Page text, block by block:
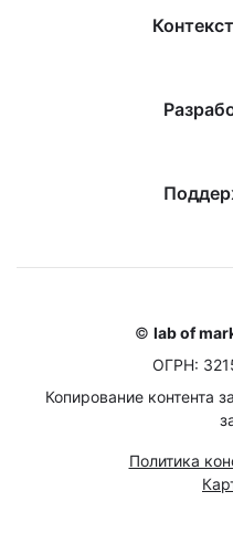
© lab of
ОГРН:
Копирование контента
Политика